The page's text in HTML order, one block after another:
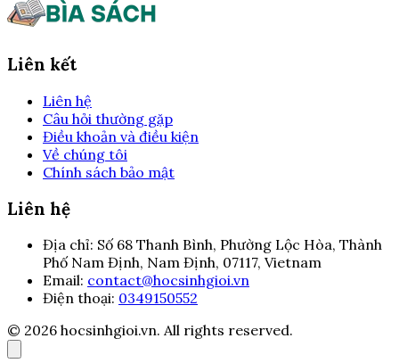
Liên kết
Liên hệ
Câu hỏi thường gặp
Điều khoản và điều kiện
Về chúng tôi
Chính sách bảo mật
Liên hệ
Địa chỉ: Số 68 Thanh Bình, Phường Lộc Hòa, Thành
Phố Nam Định, Nam Định, 07117, Vietnam
Email: contact@hocsinhgioi.vn
Điện thoại: 0349150552
© 2026 hocsinhgioi.vn. All rights reserved.